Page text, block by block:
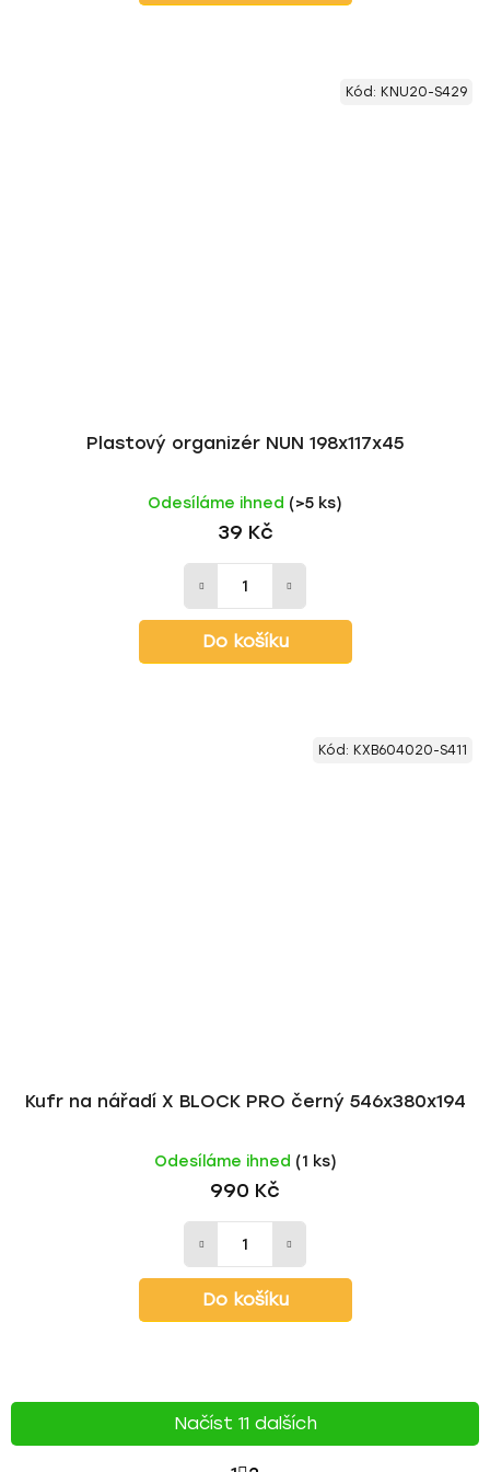
Plastový organizér NUN 198x117x45
Odesíláme ihned (>5 ks)
39 Kč
Do košíku
Kód: KNU20-S429
Kufr na nářadí X BLOCK PRO černý 546x380x194
Odesíláme ihned (1 ks)
990 Kč
Do košíku
Kód: KXB604020-S411
Načíst 11 dalších
S